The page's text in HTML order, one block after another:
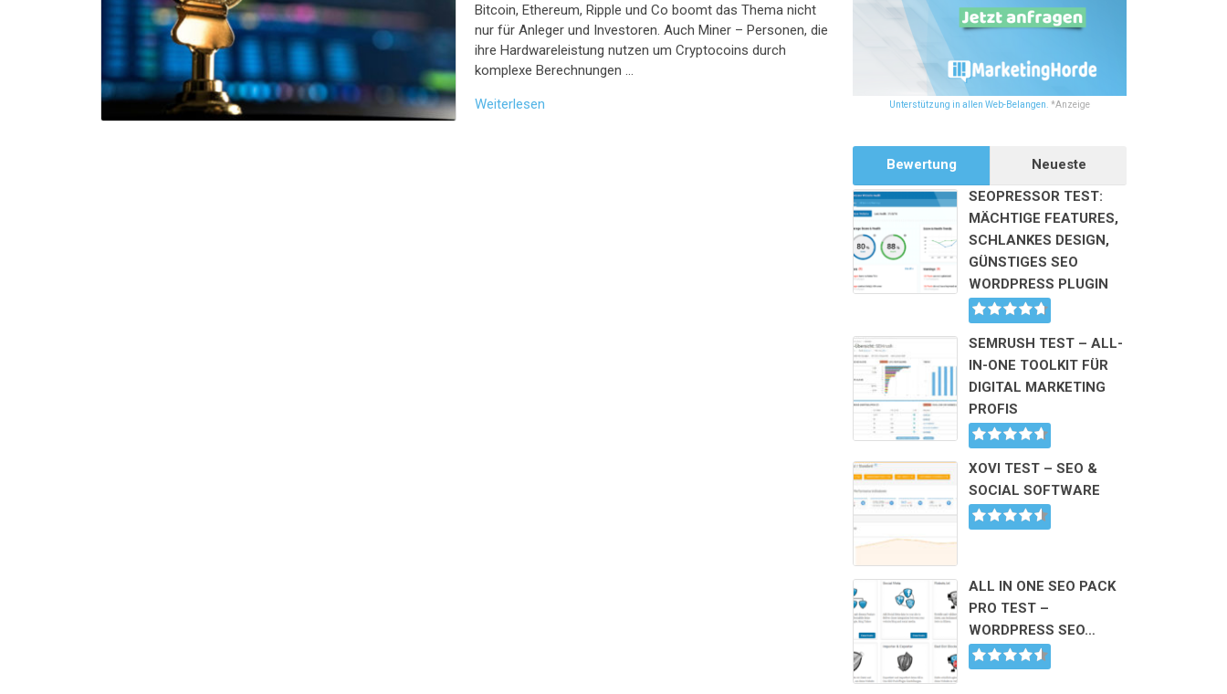
Bitcoin, Ethereum, Ripple und Co boomt das Thema nicht
nur für Anleger und Investoren. Auch Miner – Personen, die
ihre Hardwareleistung nutzen um Cryptocoins durch
komplexe Berechnungen …
Weiterlesen Unterstützung in allen Web-Belangen. *Anzeige
Bewertung
Neueste
SEOPRESSOR TEST:
MÄCHTIGE FEATURES,
SCHLANKES DESIGN,
GÜNSTIGES SEO
WORDPRESS PLUGIN
SEMRUSH TEST – ALL-
IN-ONE TOOLKIT FÜR
DIGITAL MARKETING
PROFIS
XOVI TEST – SEO &
SOCIAL SOFTWARE
ALL IN ONE SEO PACK
PRO TEST –
WORDPRESS SEO…